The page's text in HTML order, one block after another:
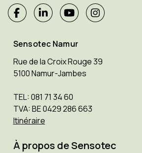
Sensotec Namur
Rue de la Croix Rouge 39
5100 Namur-Jambes
TEL: 081 71 34 60
TVA: BE 0429 286 663
Itinéraire
À propos de Sensotec